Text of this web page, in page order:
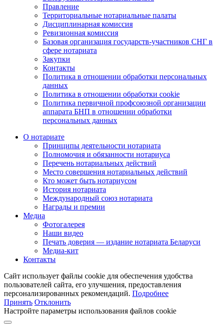
Правление
Территориальные нотариальные палаты
Дисциплинарная комиссия
Ревизионная комиссия
Базовая организация государств-участников СНГ в
сфере нотариата
Закупки
Контакты
Политика в отношении обработки персональных
данных
Политика в отношении обработки cookie
Политика первичной профсоюзной организации
аппарата БНП в отношении обработки
персональных данных
О нотариате
Принципы деятельности нотариата
Полномочия и обязанности нотариуса
Перечень нотариальных действий
Место совершения нотариальных действий
Кто может быть нотариусом
История нотариата
Международный союз нотариата
Награды и премии
Медиа
Фотогалерея
Наши видео
Печать доверия — издание нотариата Беларуси
Медиа-кит
Контакты
Сайт использует файлы cookie для обеспечения удобства
пользователей сайта, его улучшения, предоставления
персонализированных рекомендаций. Подробнее
Принять Отклонить
Настройте параметры использования файлов cookie